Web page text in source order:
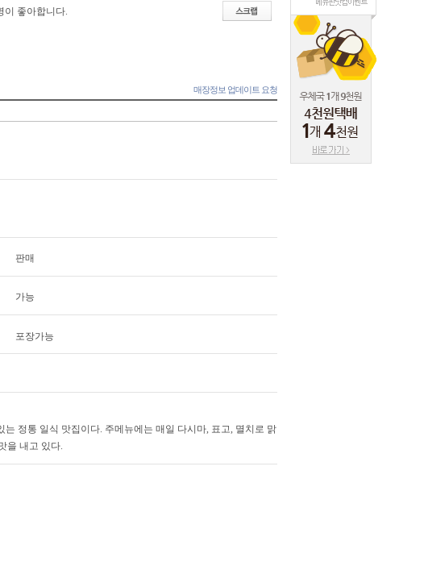
이 좋아합니다.
매장정보 업데이트 요청
판매
가능
포장가능
정통 일식 맛집이다. 주메뉴에는 매일 다시마, 표고, 멸치로 맑
을 내고 있다.